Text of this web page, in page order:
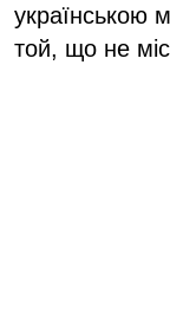
українською
той, що не